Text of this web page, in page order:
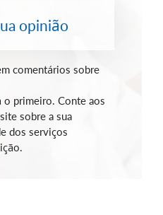
opinião
comentários sobre
o primeiro. Conte aos
sobre a sua
dos serviços